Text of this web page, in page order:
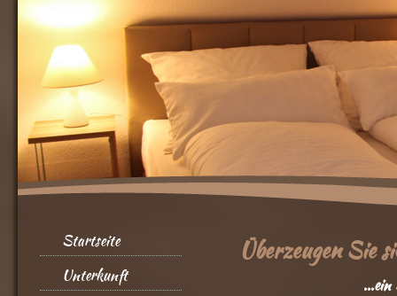
Startseite
Unterkunft
Überzeugen Sie
...ein Bild sagt